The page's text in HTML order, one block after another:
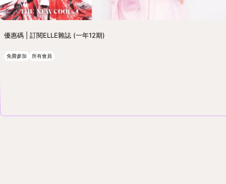
優惠碼 | 訂閱ELLE雜誌 (一年12期)
免費參加 所有會員